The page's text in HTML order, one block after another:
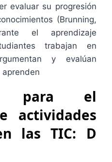
evaluar su progresión
(Brunning,
el aprendizaje
trabajan en
y evalúan
para el
actividades
las TIC: D